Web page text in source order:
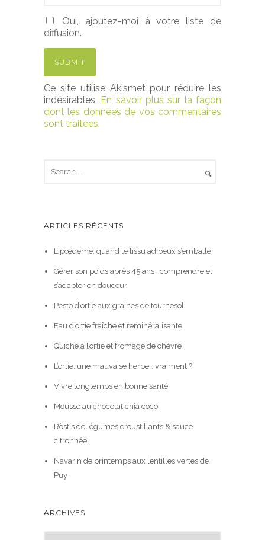
Oui, ajoutez-moi à votre liste de
diffusion.
Ce site utilise Akismet pour réduire les
indésirables. En savoir plus sur la façon
dont les données de vos commentaires
sont traitées.
ARTICLES RÉCENTS
Lipœdème: quand le tissu adipeux s’emballe
Gérer son poids après 45 ans : comprendre et
s’adapter en douceur
Pesto d’ortie aux graines de tournesol
Eau d’ortie fraîche et reminéralisante
Quiche à l’ortie et fromage de chèvre
L’ortie, une mauvaise herbe… vraiment ?
Vivre longtemps en bonne santé
Mousse au chocolat chia coco
Röstis de légumes croustillants & sauce
citronnée
Navarin de printemps aux lentilles vertes de
Puy
ARCHIVES